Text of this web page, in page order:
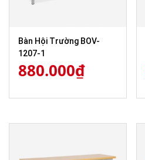
Bàn Hội Trường BOV-
1207-1
880.000₫